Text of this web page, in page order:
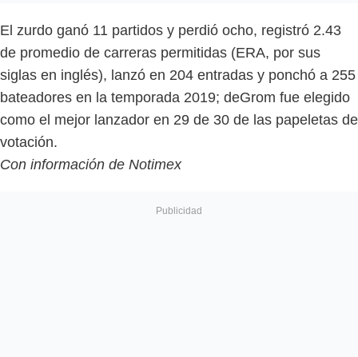
El zurdo ganó 11 partidos y perdió ocho, registró 2.43
de promedio de carreras permitidas (ERA, por sus
siglas en inglés), lanzó en 204 entradas y ponchó a 255
bateadores en la temporada 2019; deGrom fue elegido
como el mejor lanzador en 29 de 30 de las papeletas de
votación.
Con información de Notimex